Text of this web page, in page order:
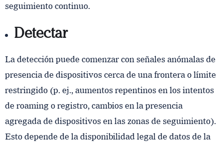
seguimiento continuo.
Detectar
La detección puede comenzar con señales anómalas de
presencia de dispositivos cerca de una frontera o límite
restringido (p. ej., aumentos repentinos en los intentos
de roaming o registro, cambios en la presencia
agregada de dispositivos en las zonas de seguimiento).
Esto depende de la disponibilidad legal de datos de la